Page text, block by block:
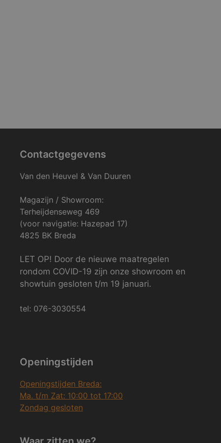
Contactgegevens
Van den Heuvel & Van Duuren
Magazijn / Showroom:
Terheijdenseweg 469
(voor navigatie: Hazepad 17)
4825 BK Breda
LET OP! Door de nieuwe maatregelen
rondom COVID-19 zijn onze showroom en
showtuin gesloten t/m 19 januari.
tel: 076-3030554
Openingstijden
Openingstijden Breda:
Ma. t/m Zat: 10:00 tot 17:00
Zondag gesloten